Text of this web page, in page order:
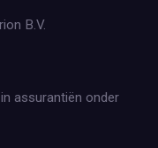
B.V.
assurantiën onder